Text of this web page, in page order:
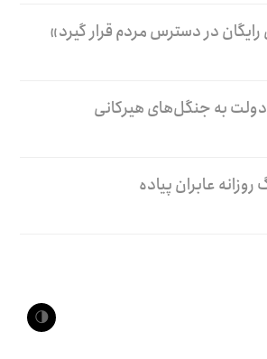
در دسترس مردم قرار گیرد»
به جنگل‌های هیرکانی
عابران پیاده
🌗